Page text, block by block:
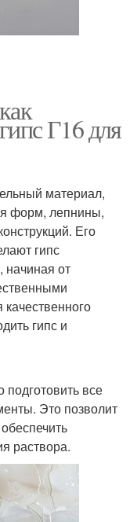
Г16 для
материал,
форм, лепнины,
Его
гипс
от
гипс и
все
Это позволит
раствора.